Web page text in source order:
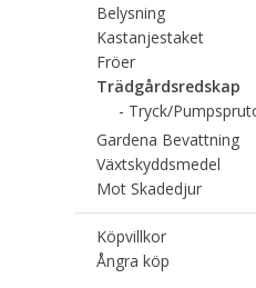
Belysning
Kastanjestaket
Fröer
Trädgårdsredskap
Tryck/
Gardena Bevattning
Växtskyddsmedel
Mot Skadedjur
Köpvillkor
Ångra köp